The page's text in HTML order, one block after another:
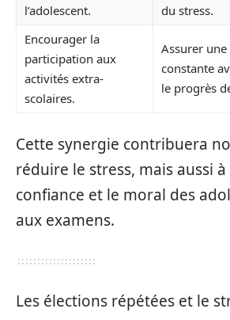
l’adolescent.
du stress.
Encourager la
participation aux
activités extra-
scolaires.
Assurer
constante
le progrès
Cette synergie contribuera
réduire le stress, mais aussi
confiance et le moral des
aux examens.
Les élections répétées et le